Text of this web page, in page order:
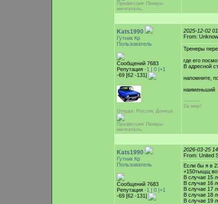
Профессия: Пекарь-
мечтатель.
Kats1990
Гутник Кр
Пользователь
Сообщений 7683
Репутация -1 | 0 |+1
-69 [62 -131]
Откуда: Россия, Донецк
Профессия: Пекарь-
мечтатель.
2025-12-02
From:
Тренеры
где его
В адресной
напомните,
наименьший
-----------
Zа мир!
Kats1990
Гутник Кр
Пользователь
Сообщений 7683
Репутация -1 | 0 |+1
-69 [62 -131]
2026-03-25
From: United
Если бы я в
+150тыщщ
В случае 15
В случае 16
В случае 17
В случае 18
В случае 19